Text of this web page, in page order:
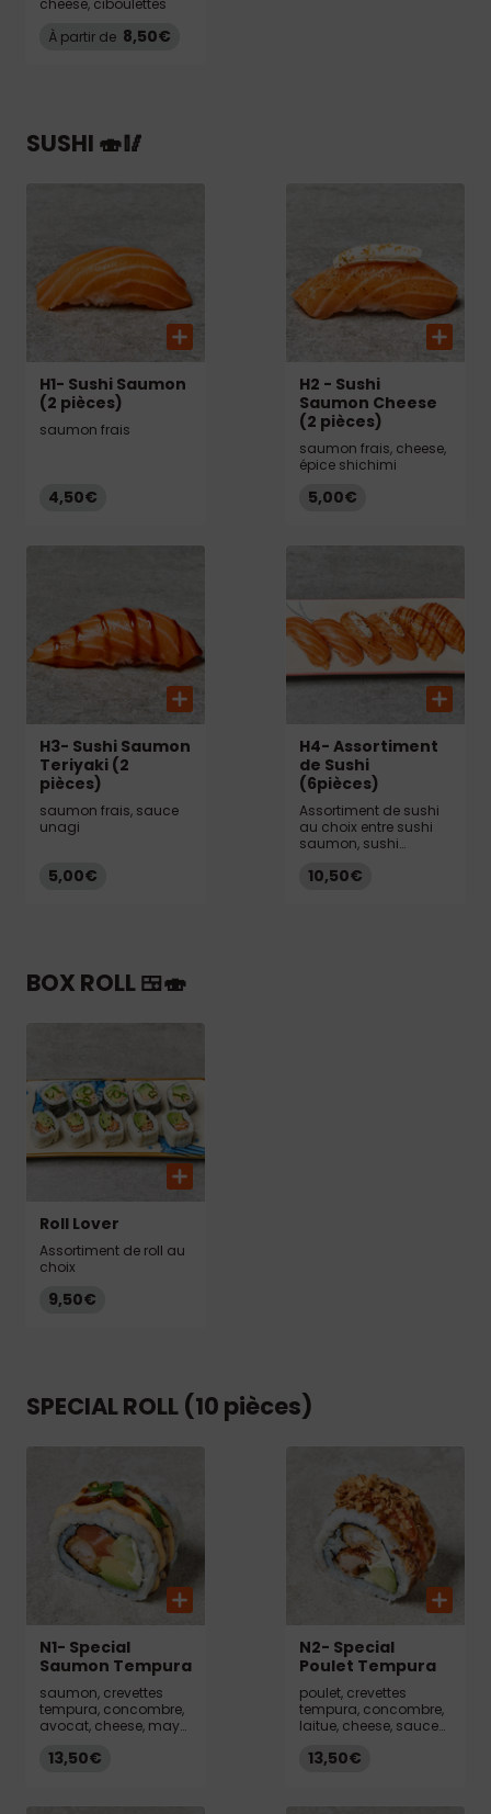
cheese, ciboulettes
À partir de 8,50€
SUSHI 🍣🥢
H1- Sushi Saumon
(2 pièces)
saumon frais
4,50€
H2 - Sushi
Saumon Cheese
(2 pièces)
saumon frais, cheese,
épice shichimi
5,00€
H3- Sushi Saumon
Teriyaki (2
pièces)
saumon frais, sauce
unagi
5,00€
H4- Assortiment
de Sushi
(6pièces)
Assortiment de sushi
au choix entre sushi
saumon, sushi
Teriyaki
10,50€
BOX ROLL 🍱🍣
Roll Lover
Assortiment de roll au
choix
9,50€
SPECIAL ROLL (10 pièces)
N1- Special
Saumon Tempura
saumon, crevettes
tempura, concombre,
avocat, cheese, mayo
ciboulette
13,50€
N2- Special
Poulet Tempura
poulet, crevettes
tempura, concombre,
laitue, cheese, sauce
oignons frits
13,50€